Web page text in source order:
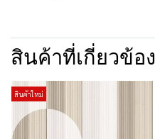
สินค้าที่เกี่ยวข้อง
สินค้าใหม่